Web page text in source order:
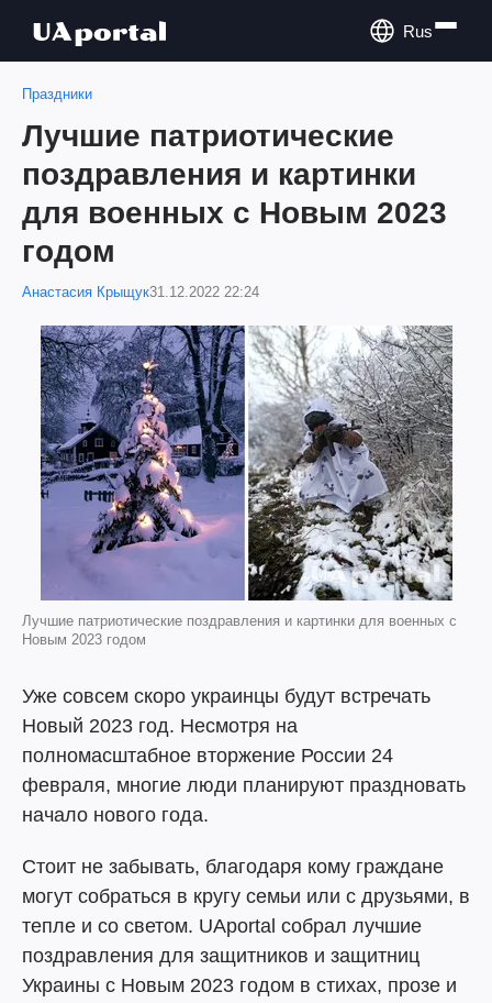
Rus
Праздники
Лучшие патриотические
поздравления и картинки
для военных с Новым 2023
годом
Анастасия Крыщук31.12.2022 22:24
Лучшие патриотические поздравления и картинки для военных с
Новым 2023 годом
Уже совсем скоро украинцы будут встречать
Новый 2023 год. Несмотря на
полномасштабное вторжение России 24
февраля, многие люди планируют праздновать
начало нового года.
Стоит не забывать, благодаря кому граждане
могут собраться в кругу семьи или с друзьями, в
тепле и со светом. UAportal собрал лучшие
поздравления для защитников и защитниц
Украины с Новым 2023 годом в стихах, прозе и